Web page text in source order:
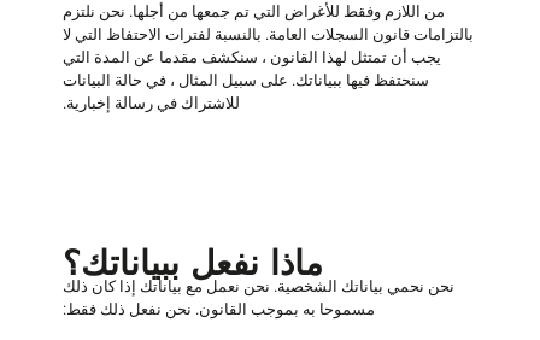
من اللازم وفقط للأغراض التي تم جمعها من أجلها. نحن نلتزم
بالتزامات قانون السجلات العامة. بالنسبة لفترات الاحتفاظ التي لا
يجب أن تمتثل لهذا القانون ، سنكشف مقدما عن المدة التي
سنحتفظ فيها ببياناتك. على سبيل المثال ، في حالة البيانات
للاشتراك في رسالة إخبارية.
ماذا نفعل ببياناتك؟
نحن نحمي بياناتك الشخصية. نحن نعمل مع بياناتك إذا كان ذلك
مسموحا به بموجب القانون. نحن نفعل ذلك فقط: